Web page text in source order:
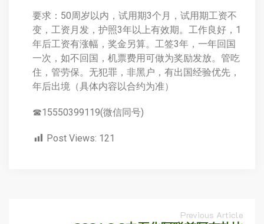
要求：50周岁以内，试用期3个月，试用期工资不
变，工资月发，护照3年以上有效期。工作良好，1
年后工资有涨幅，奖金另算。工签3年，一年回国
一次，如不回国，机票费用可做为奖励发放。管吃
住，管劳保。无犯罪，非黑户，有出国经验优先，
年后出境（具体内容以合约为准）
☎15550399119(微信同号)
Post Views: 121
Previous Article